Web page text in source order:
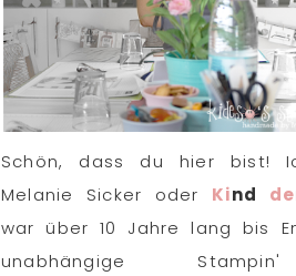
Schön, dass du hier bist!
Melanie Sicker oder Kind de
war über 10 Jahre lang bis
unabhängige